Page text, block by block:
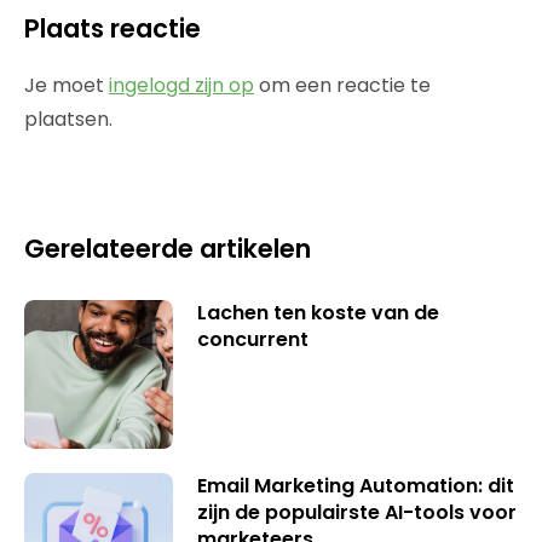
Plaats reactie
Je moet ingelogd zijn op om een reactie te
plaatsen.
Gerelateerde artikelen
Lachen ten koste van de
concurrent
Email Marketing Automation: dit
zijn de populairste AI-tools voor